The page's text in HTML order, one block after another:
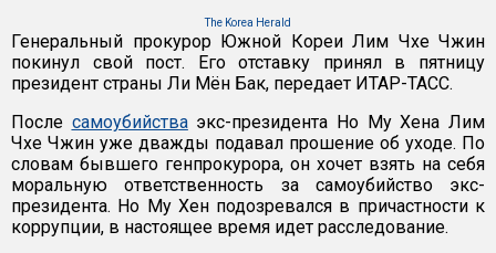
The Korea Herald
Генеральный прокурор Южной Кореи Лим Чхе Чжин
покинул свой пост. Его отставку принял в пятницу
президент страны Ли Мён Бак, передает ИТАР-ТАСС.
После самоубийстваэкс-президента Но Му Хена Лим
Чхе Чжин уже дважды подавал прошение об уходе. По
словам бывшего генпрокурора, он хочет взять на себя
моральную ответственность за самоубийство экс-
президента. Но Му Хен подозревался в причастности к
коррупции, в настоящее время идет расследование.